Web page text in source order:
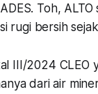
Toh,
rugi bersih
III/2024 CLEO
dari air